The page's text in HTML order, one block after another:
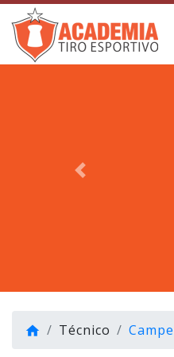
Voltar
home Técnico